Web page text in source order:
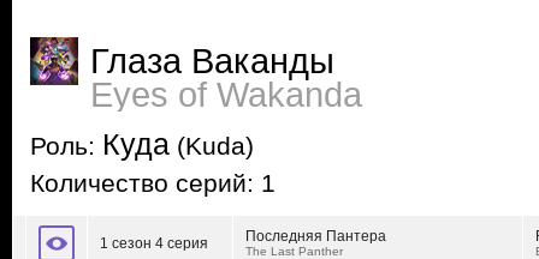
Глаза Ваканды
Eyes of Wakanda
Роль: Куда (Kuda)
Количество серий: 1
1 сезон 4 серия Последняя Пантера
The Last Panther